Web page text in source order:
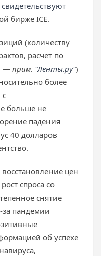
свидетельствуют
бирже ICE.
(количеству
расчет по
— прим. "Ленты.ру")
более
с
больше не
падения
40 долларов
цен
спроса со
снятие
пандемии
об успехе